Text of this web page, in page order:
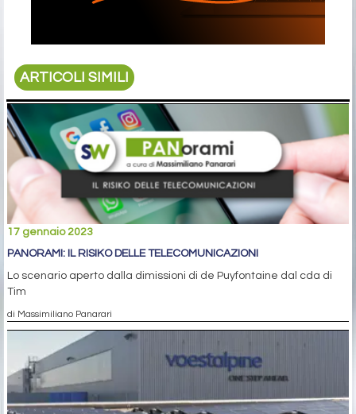
ARTICOLI SIMILI
17 gennaio 2023
PANORAMI: IL RISIKO DELLE TELECOMUNICAZIONI
Lo scenario aperto dalla dimissioni di de Puyfontaine dal cda di
Tim
di Massimiliano Panarari